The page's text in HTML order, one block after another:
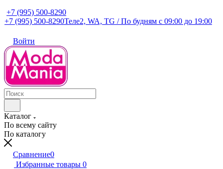
+7 (995) 500-8290
+7 (995) 500-8290Теле2, WA, TG / По будням c 09:00 до 19:00
Войти
Каталог
По всему сайту
По каталогу
Сравнение0
Избранные товары 0